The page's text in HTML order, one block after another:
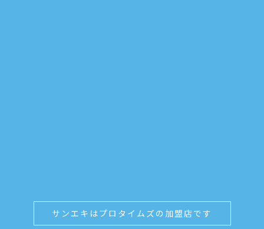
サンエキはプロタイムズの加盟店です